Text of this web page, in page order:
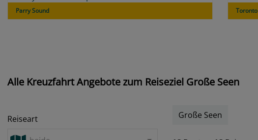
Parry Sound Toronto
Alle Kreuzfahrt Angebote zum Reiseziel Große Seen
Reiseart
Große Seen